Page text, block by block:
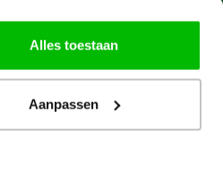
Alles toestaan
Aanpassen